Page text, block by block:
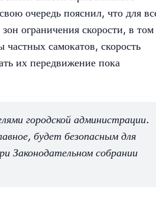
очередь пояснил, что для
ограничения скорости, в том
самокатов, скорость
их передвижение пока
городской администрации.
будет безопасным для
Законодательном собрании